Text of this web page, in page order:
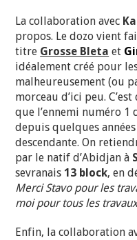
La collaboration avec
propos. Le dozo vient
titre Grosse Bleta et
idéalement créé pour
malheureusement (ou
morceau d’ici peu.
que l’ennemi numéro 1
depuis quelques
descendante. On
par le natif d’Abidjan à
sevranais 13 block, en
Merci Stavo pour les
moi pour tous les
Enfin, la collaboration